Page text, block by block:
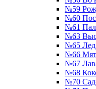
№59
№60
№61
№63
№65
№66
№67
№68
№70